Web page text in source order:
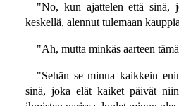
"No, kun ajattelen että sinä,
keskellä, alennut tulemaan
"Ah, mutta minkäs aarteen
"Sehän se minua kaikkein
sinä, joka elät kaiket päivät